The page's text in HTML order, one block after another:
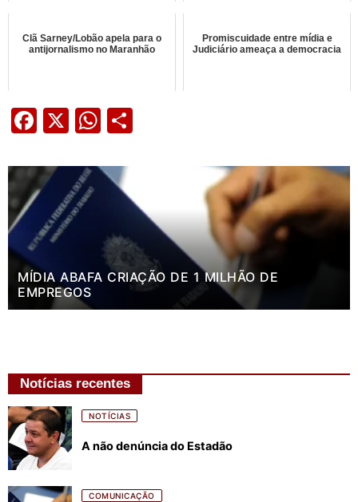
Clã Sarney/Lobão apela para o
antijornalismo no Maranhão
Promiscuidade entre mídia e
Judiciário ameaça a democracia
Facebook
X WhatsApp
MÍDIA ABAFA CRIAÇÃO DE 1 MILHÃO DE
EMPREGOS
Notícias recentes
NOTÍCIAS
A não denúncia do Estadão
COMUNICAÇÃO